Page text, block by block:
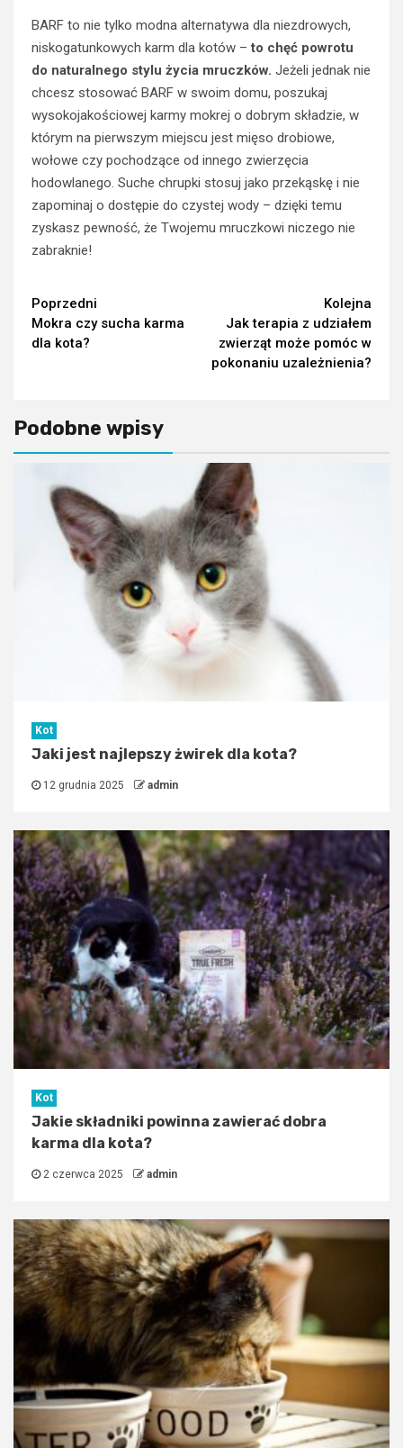
BARF to nie tylko modna alternatywa dla niezdrowych,
niskogatunkowych karm dla kotów –to chęć powrotu
do naturalnego stylu życia mruczków. Jeżeli jednak nie
chcesz stosować BARF w swoim domu, poszukaj
wysokojakościowej karmy mokrej o dobrym składzie, w
którym na pierwszym miejscu jest mięso drobiowe,
wołowe czy pochodzące od innego zwierzęcia
hodowlanego. Suche chrupki stosuj jako przekąskę i nie
zapominaj o dostępie do czystej wody – dzięki temu
zyskasz pewność, że Twojemu mruczkowi niczego nie
zabraknie!
Continue
Reading
Poprzedni
Mokra czy sucha karma
dla kota?
Kolejna
Jak terapia z udziałem
zwierząt może pomóc w
pokonaniu uzależnienia?
Podobne wpisy
Kot
Jaki jest najlepszy żwirek dla kota?
12 grudnia 2025 admin
Kot
Jakie składniki powinna zawierać dobra
karma dla kota?
2 czerwca 2025 admin